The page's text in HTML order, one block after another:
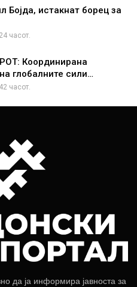
Бојда, истакнат борец за
часот.
Координирана
глобалните сили…
часот.
да ја информира јавноста за